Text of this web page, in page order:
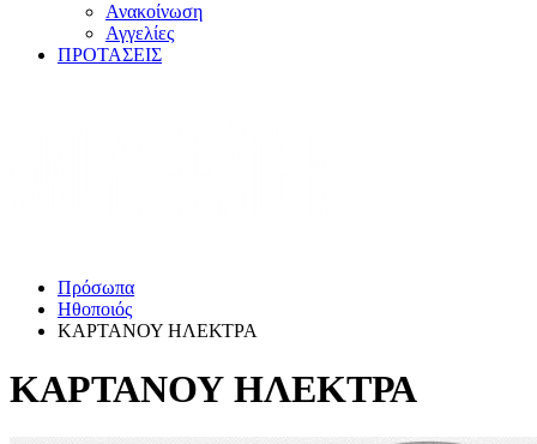
Ανακοίνωση
Αγγελίες
ΠΡΟΤΑΣΕΙΣ
Πρόσωπα
Ηθοποιός
ΚΑΡΤΑΝΟΥ ΗΛΕΚΤΡΑ
ΚΑΡΤΑΝΟΥ ΗΛΕΚΤΡΑ